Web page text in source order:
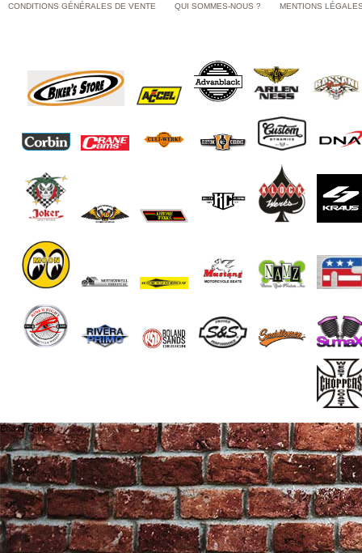
CONDITIONS GÉNÉRALES DE VENTE QUI SOMMES-NOUS ? MENTIONS
End of Gallery